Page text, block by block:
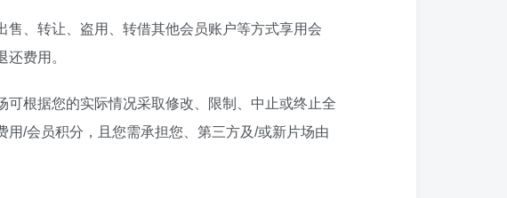
售、转让、盗用、转借其他会员账户等方式享用会
费用。
可根据您的实际情况采取修改、限制、中止或终止全
/会员积分，且您需承担您、第三方及/或新片场由